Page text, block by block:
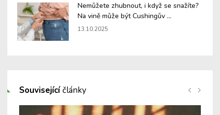
Nemůžete zhubnout, i když se snažíte?
Na vině může být Cushingův ...
13.10.2025
Souvisejícíčlánky